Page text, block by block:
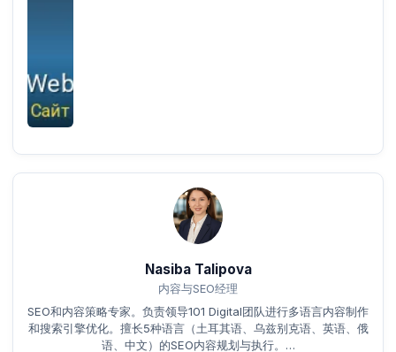
Nasiba Talipova
内容与SEO经理
SEO和内容策略专家。负责领导101 Digital团队进行多语言内容制作
和搜索引擎优化。擅长5种语言（土耳其语、乌兹别克语、英语、俄
语、中文）的SEO内容规划与执行。…